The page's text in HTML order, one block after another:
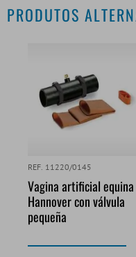
PRODUTOS
REF. 11220/0145
Vagina artificial equina
Hannover con válvula
pequeña